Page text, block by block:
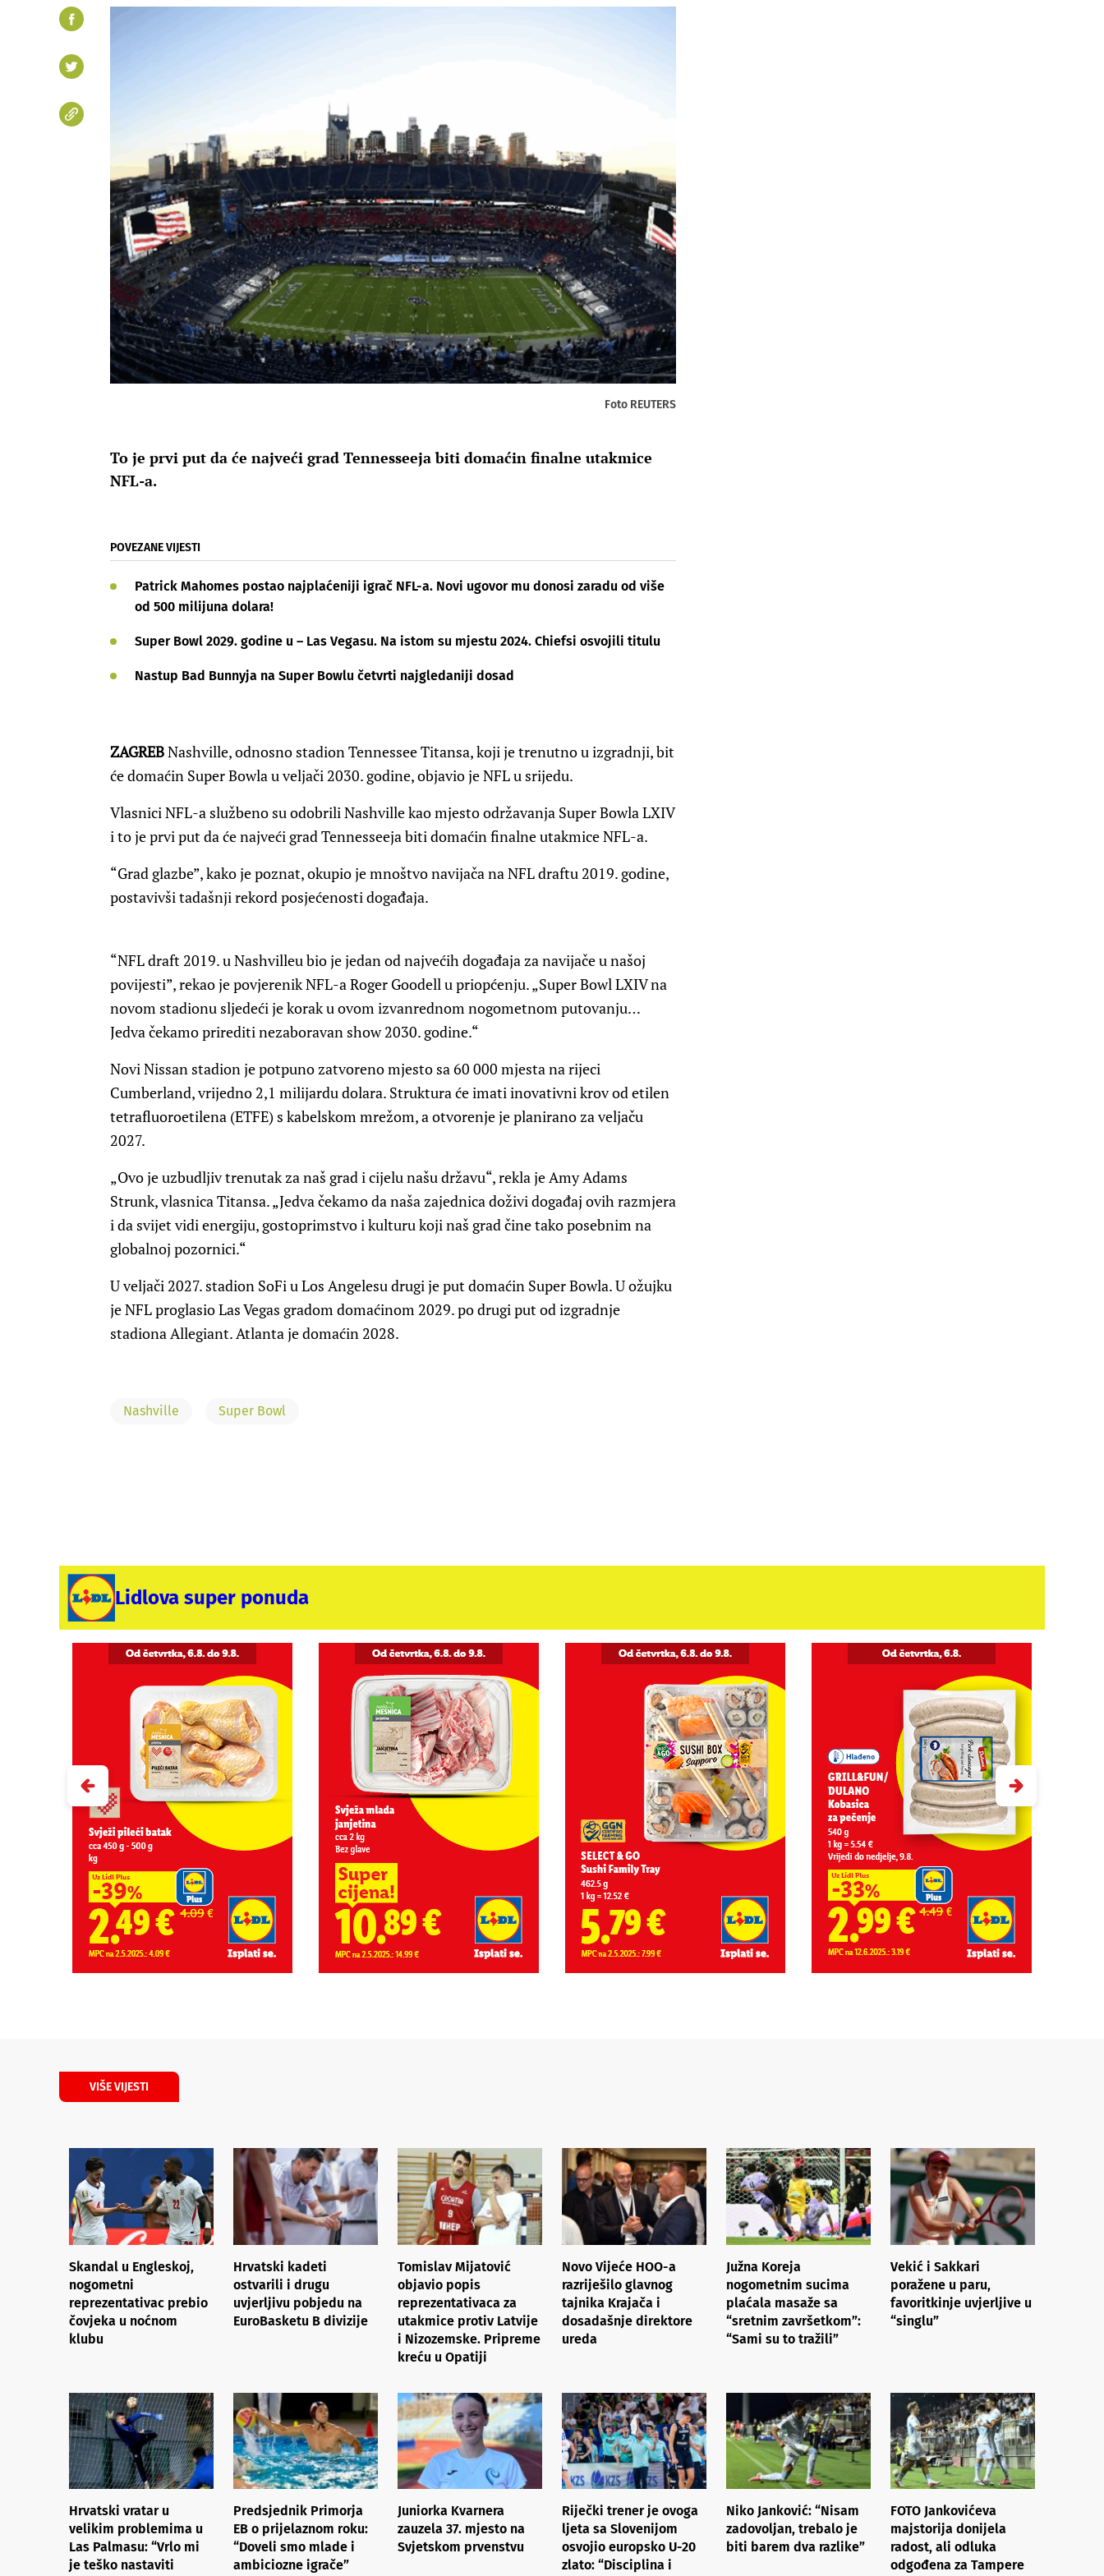
Foto REUTERS
To je prvi put da će najveći grad Tennesseeja biti domaćin finalne utakmice
NFL-a.
POVEZANE VIJESTI
Patrick Mahomes postao najplaćeniji igrač NFL-a. Novi ugovor mu donosi zaradu od više
od 500 milijuna dolara!
Super Bowl 2029. godine u – Las Vegasu. Na istom su mjestu 2024. Chiefsi osvojili titulu
Nastup Bad Bunnyja na Super Bowlu četvrti najgledaniji dosad
ZAGREBNashville, odnosno stadion Tennessee Titansa, koji je trenutno u izgradnji, bit
će domaćin Super Bowla u veljači 2030. godine, objavio je NFL u srijedu.
Vlasnici NFL-a službeno su odobrili Nashville kao mjesto održavanja Super Bowla LXIV
i to je prvi put da će najveći grad Tennesseeja biti domaćin finalne utakmice NFL-a.
“Grad glazbe”, kako je poznat, okupio je mnoštvo navijača na NFL draftu 2019. godine,
postavivši tadašnji rekord posjećenosti događaja.
“NFL draft 2019. u Nashvilleu bio je jedan od najvećih događaja za navijače u našoj
povijesti”, rekao je povjerenik NFL-a Roger Goodell u priopćenju. „Super Bowl LXIV na
novom stadionu sljedeći je korak u ovom izvanrednom nogometnom putovanju…
Jedva čekamo prirediti nezaboravan show 2030. godine.“
Novi Nissan stadion je potpuno zatvoreno mjesto sa 60 000 mjesta na rijeci
Cumberland, vrijedno 2,1 milijardu dolara. Struktura će imati inovativni krov od etilen
tetrafluoroetilena (ETFE) s kabelskom mrežom, a otvorenje je planirano za veljaču
2027.
„Ovo je uzbudljiv trenutak za naš grad i cijelu našu državu“, rekla je Amy Adams
Strunk, vlasnica Titansa. „Jedva čekamo da naša zajednica doživi događaj ovih razmjera
i da svijet vidi energiju, gostoprimstvo i kulturu koji naš grad čine tako posebnim na
globalnoj pozornici.“
U veljači 2027. stadion SoFi u Los Angelesu drugi je put domaćin Super Bowla. U ožujku
je NFL proglasio Las Vegas gradom domaćinom 2029. po drugi put od izgradnje
stadiona Allegiant. Atlanta je domaćin 2028.
Nashville Super Bowl
Lidlova super ponuda
VIŠE VIJESTI
Skandal u Engleskoj,
nogometni
reprezentativac prebio
čovjeka u noćnom
klubu
Hrvatski kadeti
ostvarili i drugu
uvjerljivu pobjedu na
EuroBasketu B divizije
Tomislav Mijatović
objavio popis
reprezentativaca za
utakmice protiv Latvije
i Nizozemske. Pripreme
kreću u Opatiji
Novo Vijeće HOO-a
razriješilo glavnog
tajnika Krajača i
dosadašnje direktore
ureda
Južna Koreja
nogometnim sucima
plaćala masaže sa
“sretnim završetkom”:
“Sami su to tražili”
Vekić i Sakkari
poražene u paru,
favoritkinje uvjerljive u
“singlu”
Hrvatski vratar u
velikim problemima u
Las Palmasu: “Vrlo mi
je teško nastaviti
Predsjednik Primorja
EB o prijelaznom roku:
“Doveli smo mlade i
ambiciozne igrače”
Juniorka Kvarnera
zauzela 37. mjesto na
Svjetskom prvenstvu
Riječki trener je ovoga
ljeta sa Slovenijom
osvojio europsko U-20
zlato: “Disciplina i
Niko Janković: “Nisam
zadovoljan, trebalo je
biti barem dva razlike”
FOTO Jankovićeva
majstorija donijela
radost, ali odluka
odgođena za Tampere